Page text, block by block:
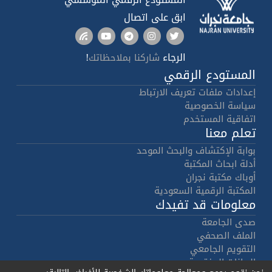
ابق على اتصال
الرجاء شاركنا بملاحظاتك!
المستودع الرقمي
إعدادات ملفات تعريف الارتباط
سياسة الخصوصية
اتفاقية المستخدم
تعلم معنا
بوابة الإكتشاف والبحث الموحد
أدلة ابحاث المكتبة
أوباك مكتبة نجران
المكتبة الرقمية السعودية
معلومات قد تفيدك
صدى الجامعة
الملف الصحفي
التقويم الجامعي
البيانات المفتوحة